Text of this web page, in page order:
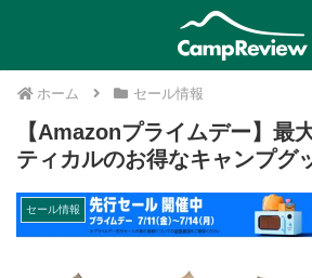
ホーム セール情報
【Amazonプライムデー】最
ティカルのお得なキャンプグ
セール情報